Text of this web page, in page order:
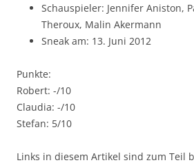
Schauspieler: Jennifer Aniston,
Theroux, Malin Akermann
Sneak am: 13. Juni 2012
Punkte:
Robert: -/10
Claudia: -/10
Stefan: 5/10
Links in diesem Artikel sind zum Teil